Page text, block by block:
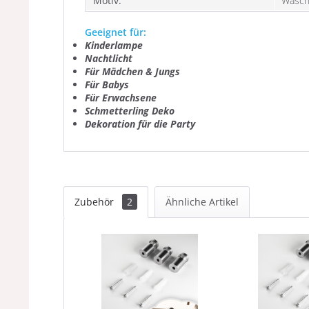
Geeignet für:
Kinderlampe
Nachtlicht
Für Mädchen & Jungs
Für Babys
Für Erwachsene
Schmetterling Deko
Dekoration für die Party
Zubehör 2 Ähnliche Artikel